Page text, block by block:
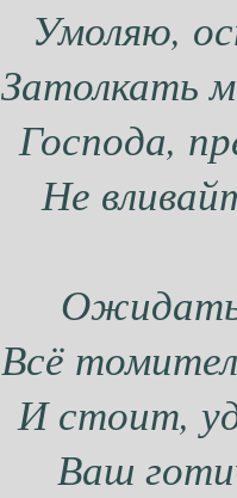
Умоляю,
Затолкать
Господа,
Не
Всё
И стоит,
Ваш